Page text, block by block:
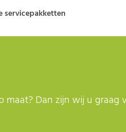
servicepakketten
maat? Dan zijn wij u graag